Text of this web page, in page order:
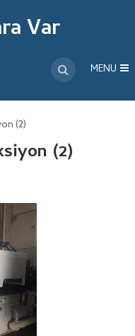
Var
MENU
(2)
(2)